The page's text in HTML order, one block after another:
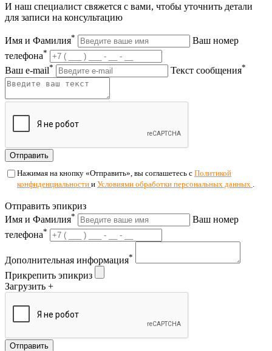
И наш специалист свяжется с вами, чтобы уточнить детали
для записи на консультацию
Имя и Фамилия*
Ваш номер
телефона*
Ваш e-mail* Текст сообщения*
Отправить
Нажимая на кнопку «Отправить», вы соглашетесь с Политикой
конфиденциальности и Условиями обработки персональных данных
Отправить эпикриз
Имя и Фамилия*
Ваш номер
телефона*
Дополнительная информация*
Прикрепить эпикриз
Загрузить +
Отправить